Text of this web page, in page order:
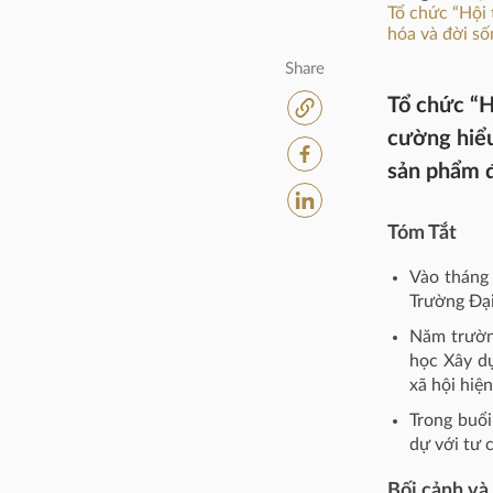
Share
Tổ chức
hóa và đời
Tổ chức
cường
sản phẩm
Tóm Tắt
Vào
Trường
Năm
học Xây
xã hội
Trong
dự với tư